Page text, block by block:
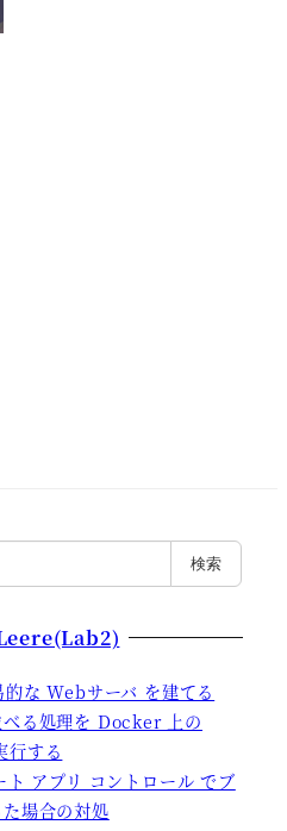
検索
な Webサーバ を建てる
る処理を Docker 上の
する
ト アプリ コントロール でブ
場合の対処